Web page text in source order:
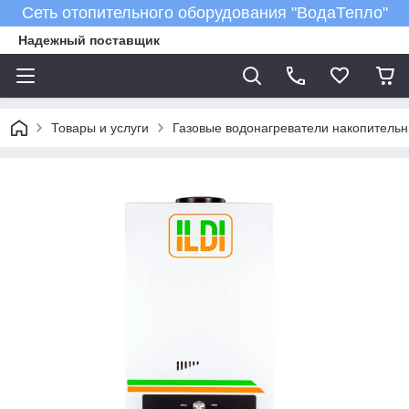
Сеть отопительного оборудования "ВодаТепло"
Надежный поставщик
Товары и услуги Газовые водонагреватели